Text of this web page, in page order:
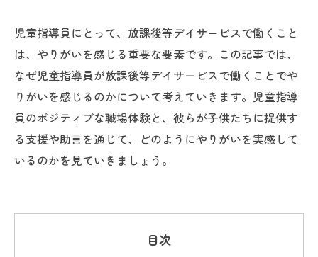
児童指導員にとって、放課後等デイサービスで働くこと
は、やりがいを感じる重要な要素です。この記事では、
なぜ児童指導員が放課後等デイサービスで働くことでや
りがいを感じるのかについて考えていきます。児童指導
員のポジティブな職場体験と、彼らが子供たちに提供す
る支援や助言を通じて、どのようにやりがいを実感して
いるのかを見ていきましょう。
目次